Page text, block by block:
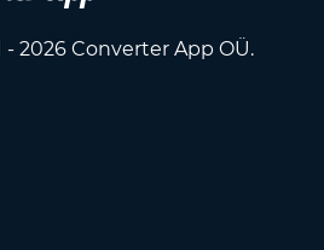
2026 Converter App OÜ.